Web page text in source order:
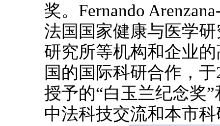
奖。Fernando
法国国家健康与医学
研究所等机构和企业
国的国际科研合作，
授予的“白玉兰纪念奖
中法科技交流和本市